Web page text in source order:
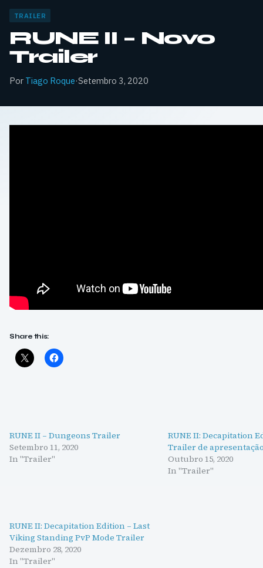
TRAILER
RUNE II – Novo
Trailer
Por Tiago Roque·Setembro 3, 2020
Share this:
RUNE II – Dungeons Trailer
Setembro 11, 2020
In "Trailer"
RUNE II: Decapitation
Trailer de
Outubro 15, 2020
In "Trailer"
RUNE II: Decapitation Edition – Last
Viking Standing PvP Mode Trailer
Dezembro 28, 2020
In "Trailer"